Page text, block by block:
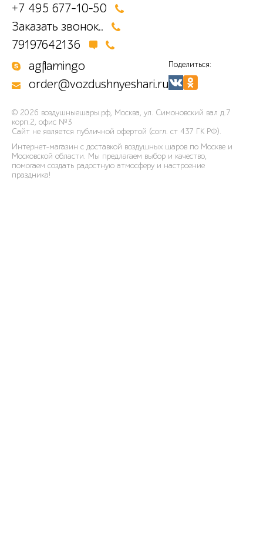
+7 495 677-10-50
Заказать звонок..
79197642136
agflamingo
order@vozdushnyeshari.ru
Поделиться:
© 2026 воздушныешары.рф, Москва, ул. Симоновский вал д.7
корп.2, офис №3
Сайт не является публичной офертой (согл. ст 437 ГК РФ).
Интернет-магазин с доставкой воздушных шаров по Москве и
Московской области. Мы предлагаем выбор и качество,
помогаем создать радостную атмосферу и настроение
праздника!